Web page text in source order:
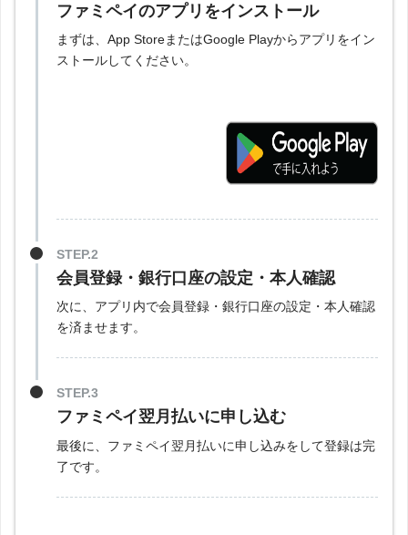
ファミペイのアプリをインストール
まずは、App StoreまたはGoogle Playからアプリをイン
ストールしてください。
STEP.2
会員登録・銀行口座の設定・本人確認
次に、アプリ内で会員登録・銀行口座の設定・本人確認
を済ませます。
STEP.3
ファミペイ翌月払いに申し込む
最後に、ファミペイ翌月払いに申し込みをして登録は完
了です。